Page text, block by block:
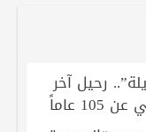
رحيل آخر
عاماً